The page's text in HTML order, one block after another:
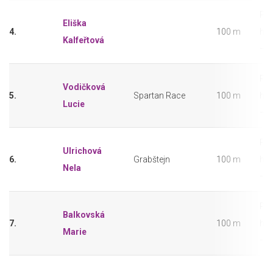
4.
Eliška
Kalfeřtová
100 m
5.
Vodičková
Lucie
Spartan Race 100 m
6.
Ulrichová
Nela
Grabštejn 100 m
7.
Balkovská
Marie
100 m